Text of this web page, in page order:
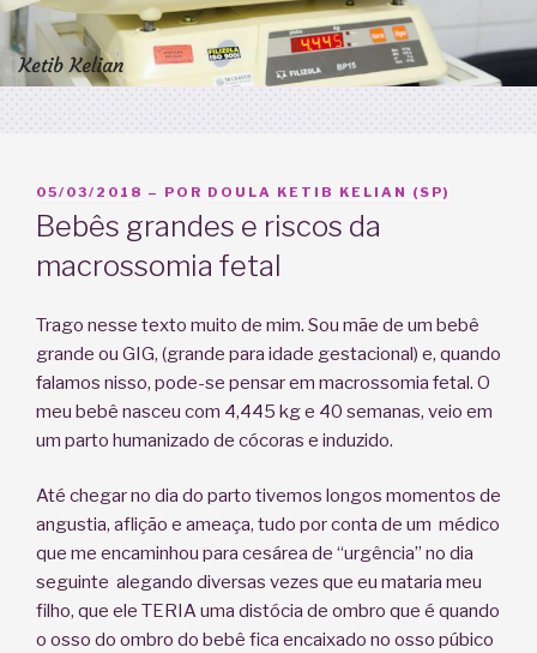
PUBLICADO
EM
05/03/2018 – POR DOULA KETIB KELIAN (SP)
Bebês grandes e riscos da
macrossomia fetal
Trago nesse texto muito de mim. Sou mãe de um bebê
grande ou GIG, (grande para idade gestacional) e, quando
falamos nisso, pode-se pensar em macrossomia fetal. O
meu bebê nasceu com 4,445 kg e 40 semanas, veio em
um parto humanizado de cócoras e induzido.
Até chegar no dia do parto tivemos longos momentos de
angustia, aflição e ameaça, tudo por conta de um médico
que me encaminhou para cesárea de “urgência” no dia
seguinte alegando diversas vezes que eu mataria meu
filho, que ele TERIA uma distócia de ombro que é quando
o osso do ombro do bebê fica encaixado no osso púbico